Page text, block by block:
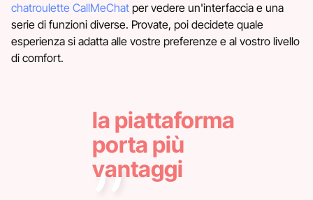
chatroulette CallMeChat per vedere un'interfaccia e una
serie di funzioni diverse. Provate, poi decidete quale
esperienza si adatta alle vostre preferenze e al vostro livello
di comfort.
la piattaforma
porta più
vantaggi